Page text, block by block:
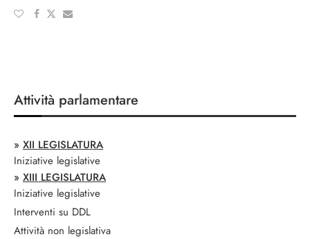
Attività parlamentare
» XII LEGISLATURA
Iniziative legislative
» XIII LEGISLATURA
Iniziative legislative
Interventi su DDL
Attività non legislativa